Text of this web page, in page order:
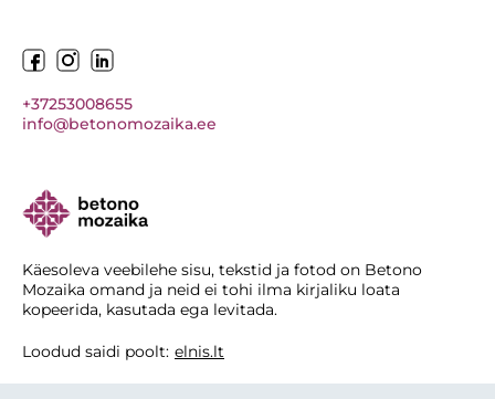
+37253008655
info@betonomozaika.ee
Käesoleva veebilehe sisu, tekstid ja fotod on Betono
Mozaika omand ja neid ei tohi ilma kirjaliku loata
kopeerida, kasutada ega levitada.
Loodud saidi poolt: elnis.lt